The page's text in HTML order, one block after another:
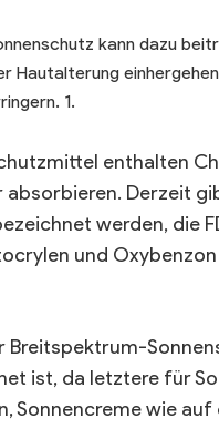
kann dazu
Hautalterung
1.
enthalten
Derzeit
werden, die
und
Breitspektrum-
ist, da letztere für
Sonnencreme wie